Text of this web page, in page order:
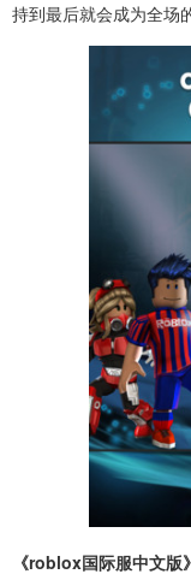
持到最后就会成为全场
《roblox国际服中文版